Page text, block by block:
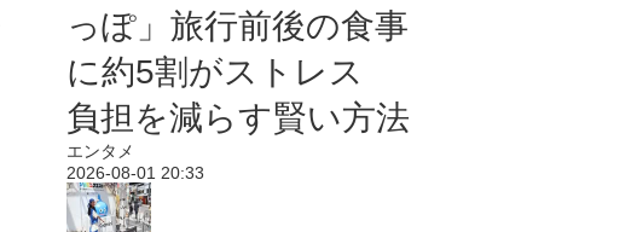
っぽ」旅行前後の食事
に約5割がストレス
負担を減らす賢い方法
エンタメ
2026-08-01 20:33